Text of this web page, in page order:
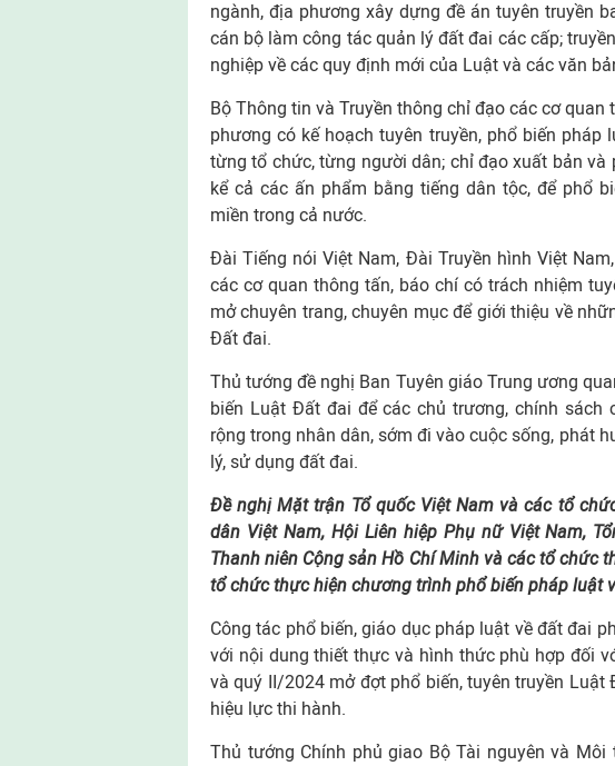
ngành, địa phương xây dựng đề án tuyên truyền
cán bộ làm công tác quản lý đất đai các cấp;
nghiệp về các quy định mới của Luật và các văn
Bộ Thông tin và Truyền thông chỉ đạo các cơ
phương có kế hoạch tuyên truyền, phổ biến
từng tổ chức, từng người dân; chỉ đạo xuất bản
kể cả các ấn phẩm bằng tiếng dân tộc, để phổ
miền trong cả nước.
Đài Tiếng nói Việt Nam, Đài Truyền hình Việt
các cơ quan thông tấn, báo chí có trách nhiệm
mở chuyên trang, chuyên mục để giới thiệu về
Đất đai.
Thủ tướng đề nghị Ban Tuyên giáo Trung ương
biến Luật Đất đai để các chủ trương, chính
rộng trong nhân dân, sớm đi vào cuộc sống, phát
lý, sử dụng đất đai.
Đề nghị Mặt trận Tổ quốc Việt Nam và các tổ
dân Việt Nam, Hội Liên hiệp Phụ nữ Việt Nam,
Thanh niên Cộng sản Hồ Chí Minh và các tổ chức
tổ chức thực hiện chương trình phổ biến pháp luật
Công tác phổ biến, giáo dục pháp luật về đất đai
với nội dung thiết thực và hình thức phù hợp đối
và quý II/2024 mở đợt phổ biến, tuyên truyền
hiệu lực thi hành.
Thủ tướng Chính phủ giao Bộ Tài nguyên và